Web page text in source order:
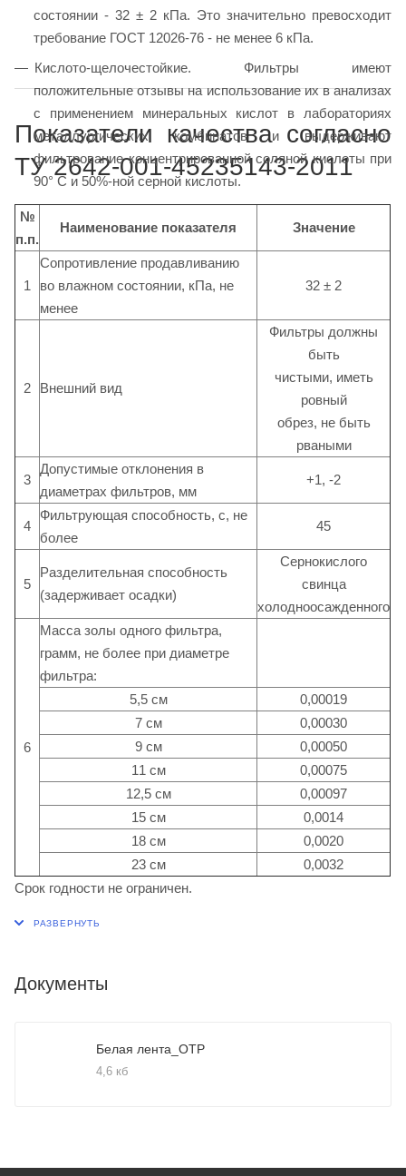
состоянии - 32 ± 2 кПа. Это значительно превосходит
требование ГОСТ 12026-76 - не менее 6 кПа.
Кислото-щелочестойкие. Фильтры имеют
положительные отзывы на использование их в анализах
с применением минеральных кислот в лабораториях
металлургических комбинатов и выдерживают
фильтрование концентрированной соляной кислоты при
90° C и 50%-ной серной кислоты.
Показатели качества согласно
ТУ 2642-001-45235143-2011
№
п.п.
Наименование показателя Значение
1
Сопротивление продавливанию
во влажном состоянии, кПа, не
менее
32 ± 2
2 Внешний вид
Фильтры должны
быть
чистыми, иметь
ровный
обрез, не быть
рваными
3
Допустимые отклонения в
диаметрах фильтров, мм
+1, -2
4
Фильтрующая способность, с, не
более
45
5
Разделительная способность
(задерживает осадки)
Сернокислого
свинца
холодноосажденного
6
Масса золы одного фильтра,
грамм, не более при диаметре
фильтра:
5,5 см
0,00019
7 см
0,00030
9 см
0,00050
11 см
0,00075
12,5 см
0,00097
15 см
0,0014
18 см
0,0020
23 см
0,0032
Срок годности не ограничен.
Документы
Белая лента_ОТР
4,6 кб